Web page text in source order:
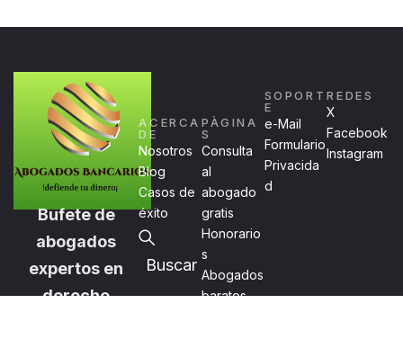
Bufete de
abogados
expertos en
derecho
ACERCA
DE
Nosotros
Blog
Casos de
éxito
Buscar
PÀGINA
S
Consulta
al
abogado
gratis
Honorario
s
Abogados
baratos
SOPORT
E
e-Mail
Formulario
Privacida
d
REDES
X
Facebook
Instagram